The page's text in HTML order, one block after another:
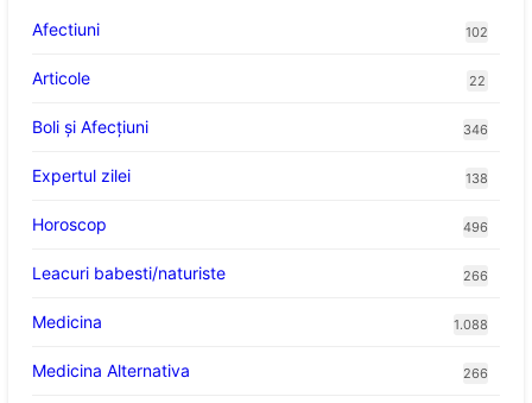
Afectiuni
102
Articole 22
Boli și Afecțiuni 346
Expertul zilei 138
Horoscop 496
Leacuri babesti/naturiste 266
Medicina 1.088
Medicina Alternativa 266